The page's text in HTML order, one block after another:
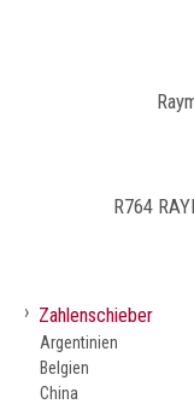
R764
› Zahlenschieber
Argentinien
Belgien
China